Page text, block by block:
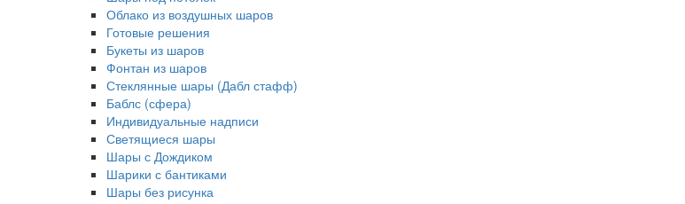
Облако из воздушных шаров
Готовые решения
Букеты из шаров
Фонтан из шаров
Стеклянные шары (Дабл стафф)
Баблс (сфера)
Индивидуальные надписи
Светящиеся шары
Шары с Дождиком
Шарики с бантиками
Шары без рисунка